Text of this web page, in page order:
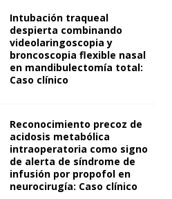
Intubación traqueal
despierta combinando
videolaringoscopia y
broncoscopia flexible nasal
en mandibulectomía total:
Caso clínico
Reconocimiento precoz de
acidosis metabólica
intraoperatoria como signo
de alerta de síndrome de
infusión por propofol en
neurocirugía: Caso clínico